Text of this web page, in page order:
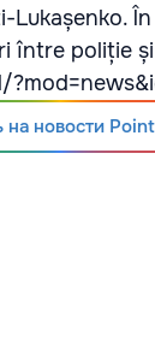
între poliție
новости